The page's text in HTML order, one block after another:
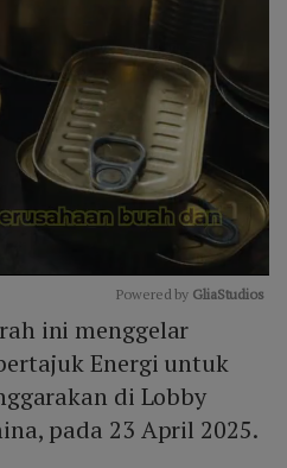
Mute
Powered by GliaStudios
ini menggelar
Energi untuk
di Lobby
pada 23 April 2025.